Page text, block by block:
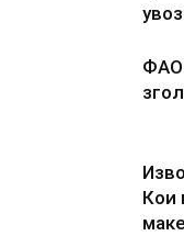
увоз
Кои